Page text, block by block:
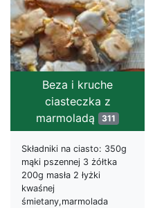
Beza i kruche
ciasteczka z
marmoladą 311
Składniki na ciasto: 350g
mąki pszennej 3 żółtka
200g masła 2 łyżki
kwaśnej
śmietany,marmolada